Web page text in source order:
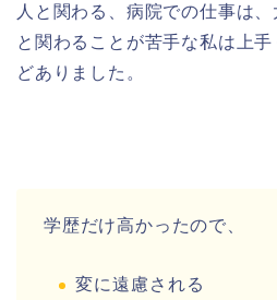
人と関わる、病院での仕事は
と関わることが苦手な私は上
どありました。
学歴だけ高かったので、
変に遠慮される